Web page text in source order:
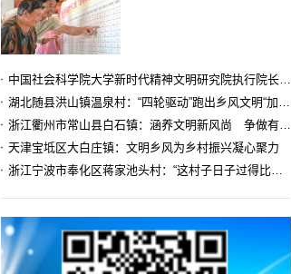
中国社会科学院大学新时代精神文明研究院执行院长王维国：文明村镇创建为乡村注入持久发展动力
湖北随县洪山镇温泉村：“四轮驱动”跑出乡风文明“加速度”
浙江衢州市常山县白石镇：涵养文明新风尚 争做有礼白石人
天津宝坻区大白庄镇：文明乡风为乡村振兴凝心聚力
浙江宁波市奉化区蒋家池头村：“这村子日子过得比城里还舒心”